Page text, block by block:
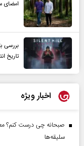
امضای
تاریخ
اخبار ویژه
سلیقه‌ها